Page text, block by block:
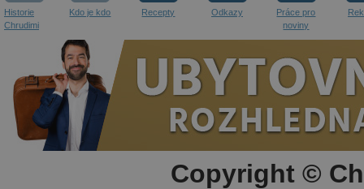
Historie
Chrudimi
Kdo je kdo Recepty Odkazy
Práce pro
noviny
Copyright ©